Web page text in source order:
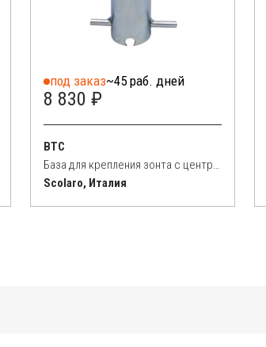
под заказ~45 раб. дней
8 830 ₽
BTC
База для крепления зонта с центральной опорой в грунт BTC
Scolaro, Италия